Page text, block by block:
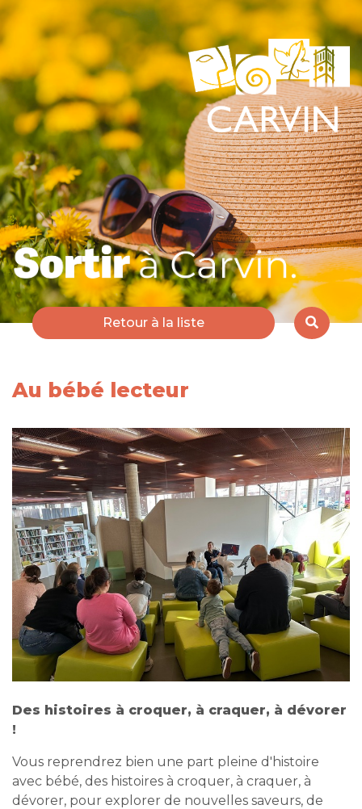
Retour à la liste
Au bébé lecteur
Des histoires à croquer, à craquer, à dévorer
!
Vous reprendrez bien une part pleine d'histoire
avec bébé, des histoires à croquer, à craquer, à
dévorer, pour explorer de nouvelles saveurs, de